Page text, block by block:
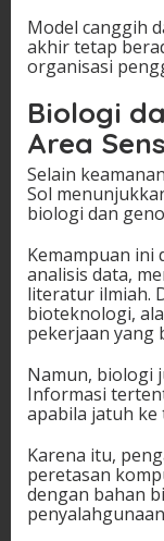
Model canggih
akhir tetap
organisasi
Biologi
Area
Selain
Sol
biologi dan
Kemampuan ini
analisis data,
literatur ilmiah.
bioteknologi,
pekerjaan yang
Namun, biologi
Informasi
apabila jatuh
Karena itu,
peretasan
dengan bahan